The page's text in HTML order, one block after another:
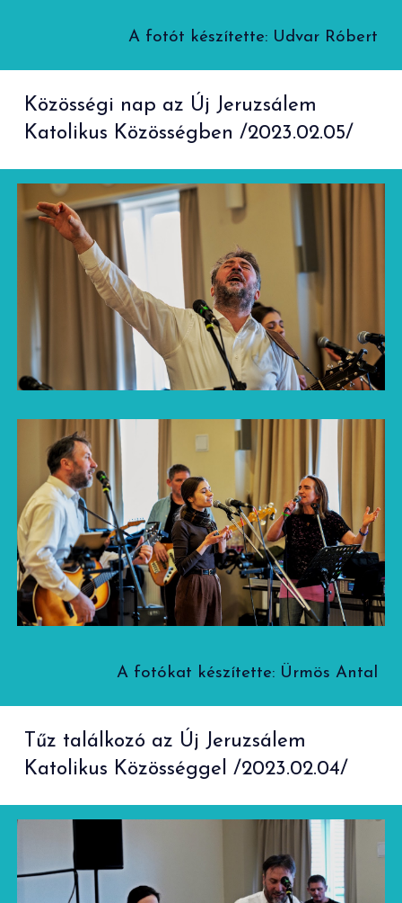
A fotót készítette: Udvar Róbert
Közösségi nap az Új Jeruzsálem
Katolikus Közösségben /2023.02.05/
A fotókat készítette: Ürmös Antal
Tűz találkozó az Új Jeruzsálem
Katolikus Közösséggel /2023.02.04/